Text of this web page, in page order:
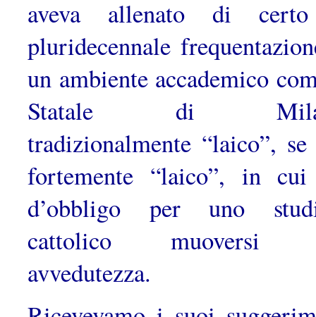
aveva allenato di
pluridecennale
un ambiente accademico
Statale di
tradizionalmente “laico”,
fortemente “laico”, in
d’obbligo per uno
cattolico muoversi
avvedutezza.